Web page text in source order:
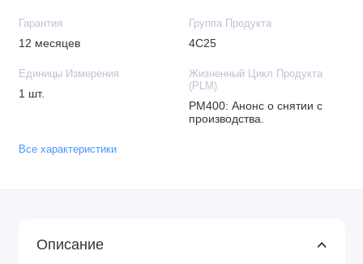
Гарантия
12 месяцев
Группа Продукта
4C25
Единицы Измерения
1 шт.
Жизненный Цикл Продукта
(PLM)
PM400: Анонс о снятии с
производства.
Все характеристики
Описание